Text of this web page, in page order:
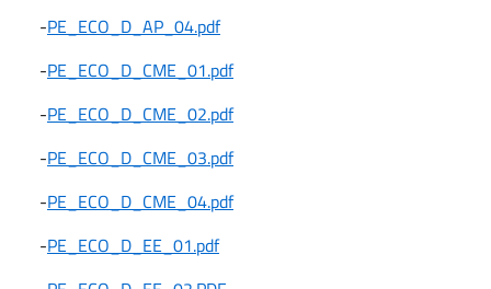
-PE_ECO_D_AP_04.pdf
-PE_ECO_D_CME_01.pdf
-PE_ECO_D_CME_02.pdf
-PE_ECO_D_CME_03.pdf
-PE_ECO_D_CME_04.pdf
-PE_ECO_D_EE_01.pdf